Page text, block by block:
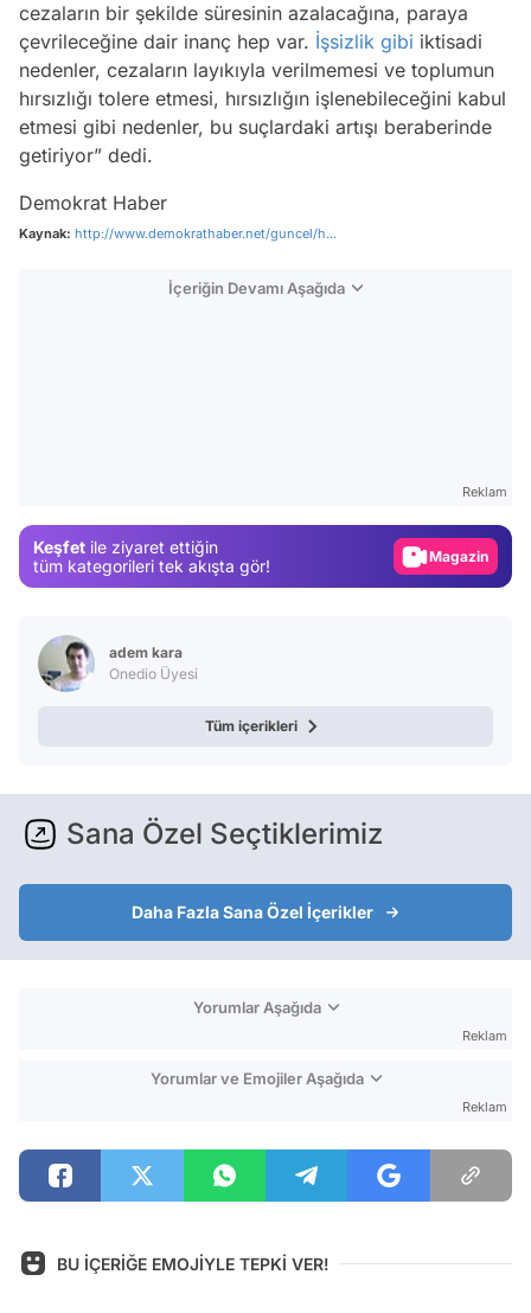
cezaların bir şekilde süresinin azalacağına, paraya
çevrileceğine dair inanç hep var. İşsizlik gibi iktisadi
nedenler, cezaların layıkıyla verilmemesi ve toplumun
hırsızlığı tolere etmesi, hırsızlığın işlenebileceğini kabul
etmesi gibi nedenler, bu suçlardaki artışı beraberinde
getiriyor” dedi.
Demokrat Haber
Kaynak: http://www.demokrathaber.net/guncel/h...
İçeriğin Devamı Aşağıda
Reklam
Keşfet ile ziyaret ettiğin
tüm kategorileri tek akışta gör!
Magazin
adem kara
Onedio Üyesi
Tüm içerikleri
Sana Özel Seçtiklerimiz
Daha Fazla Sana Özel İçerikler
Yorumlar Aşağıda
Reklam
Yorumlar ve Emojiler Aşağıda
Reklam
BU İÇERİĞE EMOJİYLE TEPKİ VER!